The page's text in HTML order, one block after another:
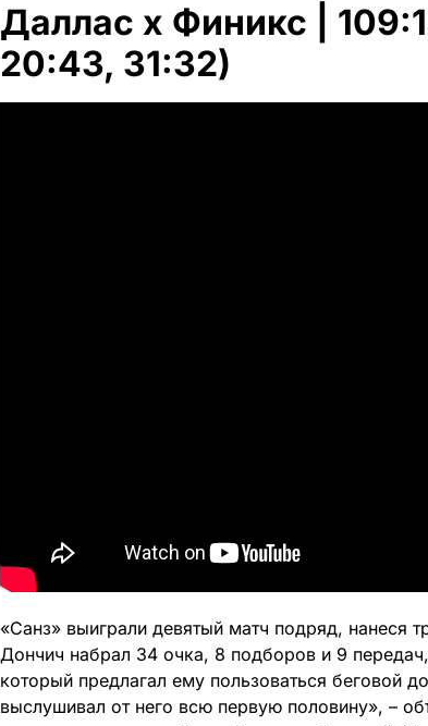
Даллас x Финикс |
20:43, 31:32)
«Санз» выиграли девятый матч подряд, нанеся
Дончич набрал 34 очка, 8 подборов и 9
который предлагал ему пользоваться беговой
выслушивал от него всю первую половину», –